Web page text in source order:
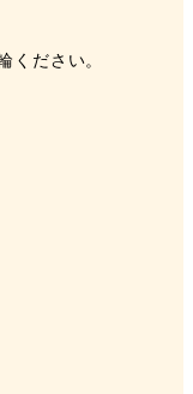
ください。